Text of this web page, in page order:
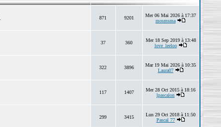
871 9201
Mer 06 Mai 2026 à 17:37
mosmsma
37 360
Mer 18 Sep 2019 à 13:48
love_leeloo
322 3896
Mar 19 Mai 2026 à 10:35
Laura07
117 1407
Mer 28 Oct 2015 à 18:16
lpascalon
299 3415
Lun 29 Oct 2018 à 11:50
Pascal 77